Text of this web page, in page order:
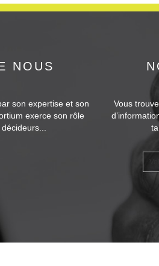
NOUS
son expertise et son
exerce son rôle
Vous